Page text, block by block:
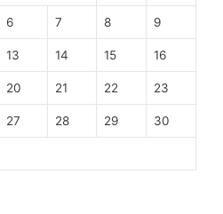
6 7 8 9
13 14 15 16
20 21 22 23
27 28 29 30